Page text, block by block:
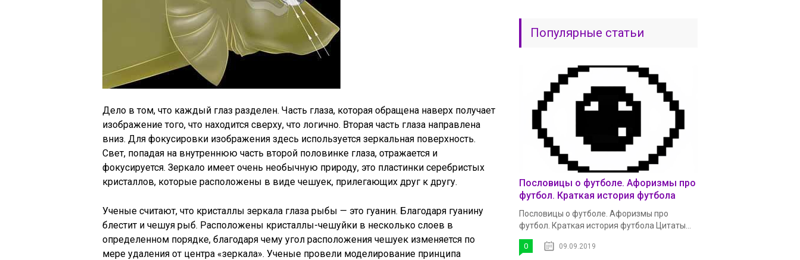
Дело в том, что каждый глаз разделен. Часть глаза, которая обращена наверх получает
изображение того, что находится сверху, что логично. Вторая часть глаза направлена
вниз. Для фокусировки изображения здесь используется зеркальная поверхность.
Свет, попадая на внутреннюю часть второй половинке глаза, отражается и
фокусируется. Зеркало имеет очень необычную природу, это пластинки серебристых
кристаллов, которые расположены в виде чешуек, прилегающих друг к другу.
Ученые считают, что кристаллы зеркала глаза рыбы — это гуанин. Благодаря гуанину
блестит и чешуя рыб. Расположены кристаллы-чешуйки в несколько слоев в
определенном порядке, благодаря чему угол расположения чешуек изменяется по
мере удаления от центра «зеркала». Ученые провели моделирование принципа
Популярные статьи
Пословицы о футболе. Афоризмы про
футбол. Краткая история футбола
Пословицы о футболе. Афоризмы про
футбол. Краткая история футбола Цитаты...
0 09.09.2019